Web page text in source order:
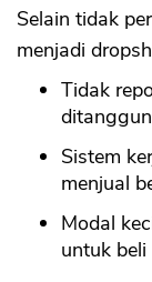
Selain tidak
menjadi
Tidak
Sistem
menjual
Modal
untuk